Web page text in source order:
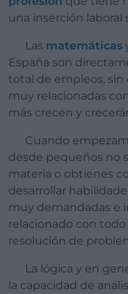
una inserción laboral
Las matemáticas
España son
total de empleos, sin
muy relacionadas
más crecen y
Cuando
desde pequeños no
materia o obtienes
desarrollar
muy demandadas e
relacionado con
resolución de
La lógica y en
la capacidad de